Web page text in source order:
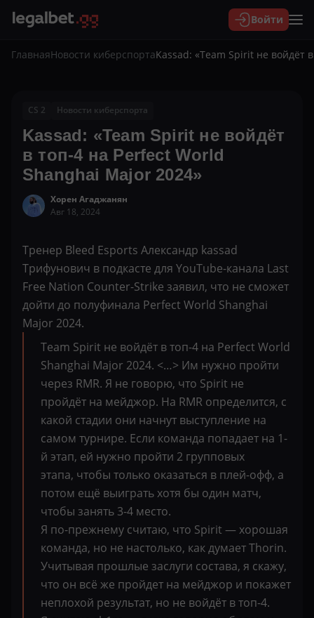
Войти
ГлавнаяНовости киберспортаKassad: «Team Spirit не войдёт
CS 2 Новости киберспорта
Kassad: «Team Spirit не войдёт
в топ-4 на Perfect World
Shanghai Major 2024»
Хорен Агаджанян
Авг 18, 2024
Тренер Bleed Esports Александр kassad
Трифунович в подкасте для YouTube-канала Last
Free Nation Counter-Strike заявил, что не сможет
дойти до полуфинала Perfect World Shanghai
Major 2024.
Team Spirit не войдёт в топ-4 на Perfect World
Shanghai Major 2024. <…> Им нужно пройти
через RMR. Я не говорю, что Spirit не
пройдёт на мейджор. На RMR определится, с
какой стадии они начнут выступление на
самом турнире. Если команда попадает на 1-
й этап, ей нужно пройти 2 групповых
этапа, чтобы только оказаться в плей-офф, а
потом ещё выиграть хотя бы один матч,
чтобы занять 3-4 место.
Я по-прежнему считаю, что Spirit — хорошая
команда, но не настолько, как думает Thorin.
Учитывая прошлые заслуги состава, я скажу,
что он всё же пройдет на мейджор и покажет
неплохой результат, но не войдёт в топ-4.